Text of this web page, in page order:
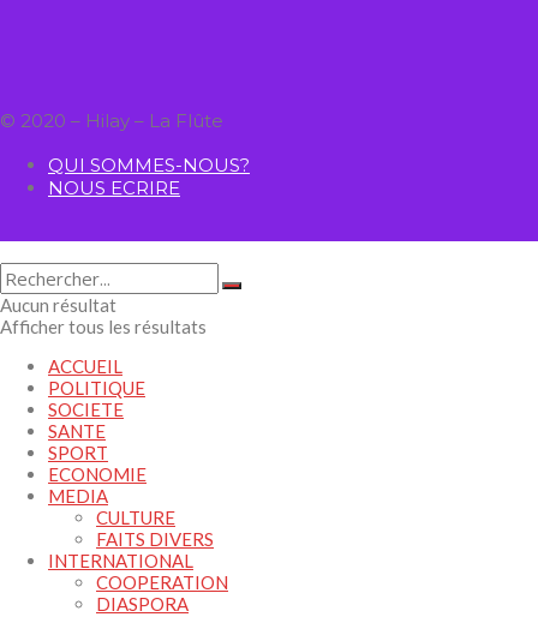
© 2020 – Hilay – La Flûte
QUI SOMMES-NOUS?
NOUS ECRIRE
Aucun résultat
Afficher tous les résultats
ACCUEIL
POLITIQUE
SOCIETE
SANTE
SPORT
ECONOMIE
MEDIA
CULTURE
FAITS DIVERS
INTERNATIONAL
COOPERATION
DIASPORA